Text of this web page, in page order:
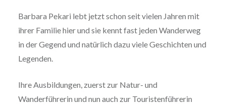
Barbara Pekari lebt jetzt schon seit vielen Jahren mit
ihrer Familie hier und sie kennt fast jeden Wanderweg
in der Gegend und natürlich dazu viele Geschichten und
Legenden.
Ihre Ausbildungen, zuerst zur Natur- und
Wanderführerin und nun auch zur Touristenführerin